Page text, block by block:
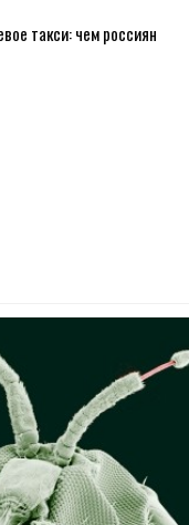
такси: чем россиян